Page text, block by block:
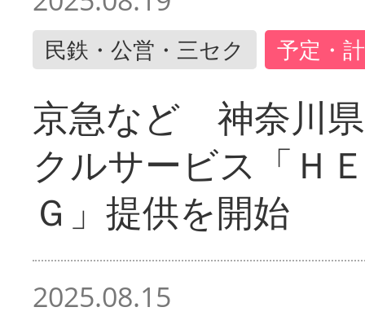
民鉄・公営・三セク 予定・
京急など 神奈川
クルサービス「Ｈ
Ｇ」提供を開始
2025.08.15